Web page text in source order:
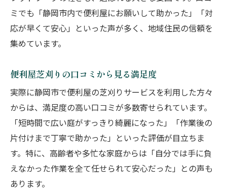
ミでも「静岡市内で便利屋にお願いして助かった」「対
応が早くて安心」といった声が多く、地域住民の信頼を
集めています。
便利屋芝刈りの口コミから見る満足度
実際に静岡市で便利屋の芝刈りサービスを利用した方々
からは、満足度の高い口コミが多数寄せられています。
「短時間で広い庭がすっきり綺麗になった」「作業後の
片付けまで丁寧で助かった」といった評価が目立ちま
す。特に、高齢者や多忙な家庭からは「自分では手に負
えなかった作業を全て任せられて安心だった」との声も
あります。